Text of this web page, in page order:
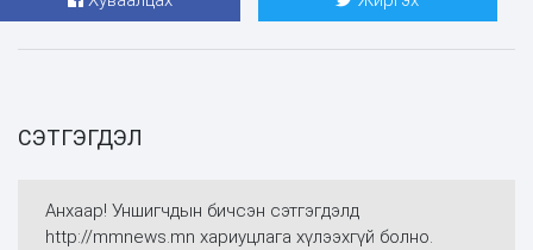
СЭТГЭГДЭЛ
Анхаар! Уншигчдын бичсэн сэтгэгдэлд
http://mmnews.mn хариуцлага хүлээхгүй болно.